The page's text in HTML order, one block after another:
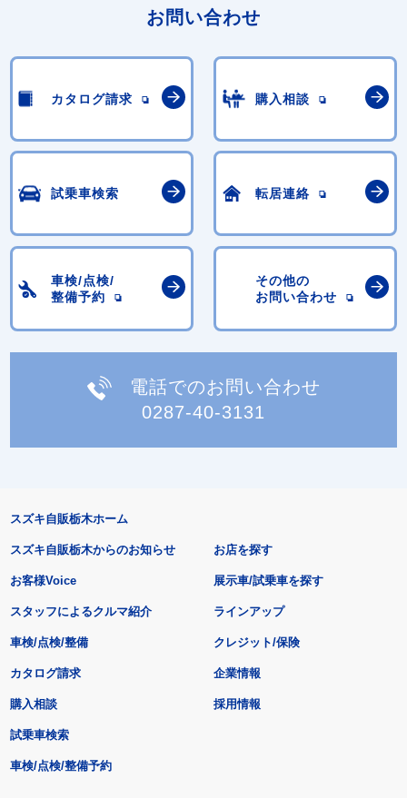
お問い合わせ
カタログ請求 購入相談
試乗車検索 転居連絡
車検/点検/
整備予約
その他の
お問い合わせ
電話でのお問い合わせ
0287-40-3131
スズキ自販栃木ホーム
スズキ自販栃木からのお知らせ
お客様Voice
スタッフによるクルマ紹介
お店を探す
展示車/試乗車を探す
ラインアップ
車検/点検/整備 クレジット/保険
カタログ請求
購入相談
試乗車検索
車検/点検/整備予約
企業情報
採用情報